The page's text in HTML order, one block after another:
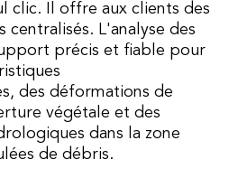
clic. Il offre aux clients des
centralisés. L'analyse des
précis et fiable pour
des déformations de
végétale et des
dans la zone
de débris.